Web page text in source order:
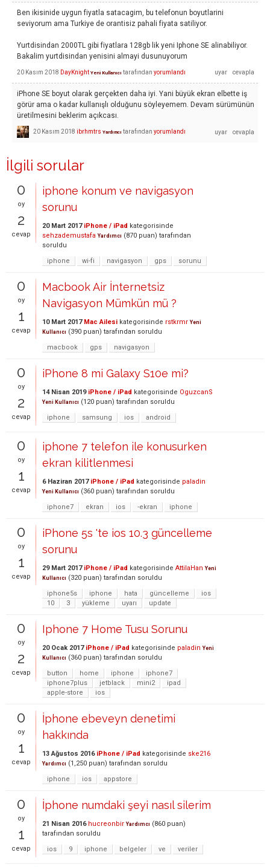
Ben ikisinide uygun fiyatla satacagim, bu telefonun boyutlarini
seviyorum ama Turkiye de orantisiz pahali fiyata satiliyor.
Yurtdisindan 2000TL gibi fiyatlara 128gb lik yeni Iphone SE alinabiliyor.
Bakalim yurtdisindan yenisini almayi dusunuyorum
20 Kasım 2018 DayKnight Yeni Kullanıcı tarafından yorumlandı
iPhone SE boyut olarak gerçekten daha iyi. Yani büyük ekran elbette iş
görür ama o kadar kullanışlı olduğunu söyleyemem. Devam sürümünün
üretilmesini beklerim açıkcası.
20 Kasım 2018 ibrhmtrs Yardımcı tarafından yorumlandı
İlgili sorular
0
oy
2
cevap
iphone konum ve navigasyon
sorunu
20 Mart 2017 iPhone / iPad kategorisinde
sehzademustafa Yardımcı (870 puan) tarafından
soruldu
iphone
wi-fi navigasyon gps sorunu
0
oy
1
cevap
Macbook Air İnternetsiz
Navigasyon Mümkün mü ?
10 Mart 2017 Mac Ailesi kategorisinde rstkrmr Yeni
Kullanıcı (390 puan) tarafından soruldu
macbook
gps navigasyon
0
oy
2
cevap
iPhone 8 mi Galaxy S10e mi?
14 Nisan 2019 iPhone / iPad kategorisinde OguzcanS
Yeni Kullanıcı (120 puan) tarafından soruldu
iphone
samsung ios android
0
oy
1
cevap
iphone 7 telefon ile konusurken
ekran kilitlenmesi
6 Haziran 2017 iPhone / iPad kategorisinde paladin
Yeni Kullanıcı (360 puan) tarafından soruldu
iphone7
ekran ios -ekran iphone
0
oy
1
cevap
iPhone 5s 'te ios 10.3 güncelleme
sorunu
29 Mart 2017 iPhone / iPad kategorisinde AttilaHan Yeni
Kullanıcı (320 puan) tarafından soruldu
iphone5s
iphone hata güncelleme
ios
10
3 yükleme uyarı update
0
oy
2
cevap
Iphone 7 Home Tusu Sorunu
20 Ocak 2017 iPhone / iPad kategorisinde paladin Yeni
Kullanıcı (360 puan) tarafından soruldu
button
home iphone
iphone7
iphone7plus
jetblack mini2
ipad
apple-store
ios
0
oy
1
cevap
İphone ebeveyn denetimi
hakkında
13 Ağustos 2016 iPhone / iPad kategorisinde ske216
Yardımcı (1,250 puan) tarafından soruldu
iphone
ios appstore
0
oy
1
cevap
İphone numdaki şeyi nasıl silerim
21 Nisan 2016 hucreonbir Yardımcı (860 puan)
tarafından soruldu
ios
9 iphone belgeler ve veriler